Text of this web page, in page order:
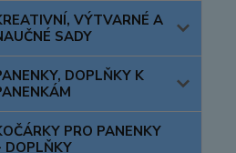
VÝTVARNÉ A
SADY
DOPLŇKY K
PRO PANENKY
DOPLŇKY